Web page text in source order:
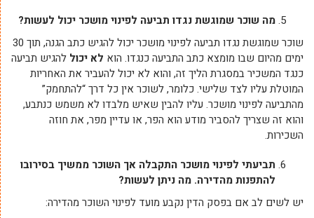
מה שוכר שמוגשת נגדו תביעה לפינוי מושכר יכול לעשות?
שוכר שמוגשת נגדו תביעה לפינוי מושכר יכול להגיש כתב הגנה, תוך 30
ימים מהיום שבו מומצא כתב התביעה כנגדו. הוא לא יכול להגיש תביעה
כנגד המשכיר במסגרת הליך זה, והוא לא יכול להעביר את האחריות
המוטלת עליו לצד שלישי. כלומר, לשוכר אין כל דרך “להתחמק”
מהתביעה לפינוי מושכר. עליו להבין שאיש מלבדו לא משמש כנתבע,
והוא זה שצריך להסביר מודע הוא הפר, או עדיין מפר, את חוזה
השכירות.
תביעתי לפינוי מושכר התקבלה אך השוכר ממשיך בסירובו
להתפנות מהדירה. מה ניתן לעשות?
יש לשים לב אם בפסק הדין נקבע מועד לפינוי השוכר מהדירה: